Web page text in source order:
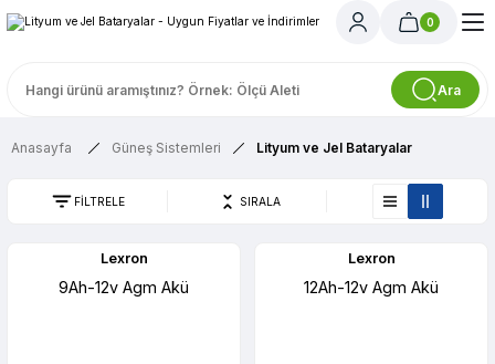
Ara
0
Anasayfa Güneş Sistemleri Lityum ve Jel Bataryalar
FİLTRELE SIRALA
Lexron
9Ah-12v Agm Akü
Lexron
12Ah-12v Agm Akü